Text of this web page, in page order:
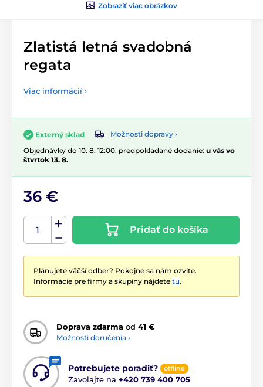
Zobraziť viac obrázkov
Zlatistá letná svadobná
regata
Viac informácií ›
Externý sklad
Možnosti dopravy ›
Objednávky do 10. 8. 12:00, predpokladané dodanie: u vás vo
štvrtok 13. 8.
36 €
Pridať do košíka
Plánujete väčší odber? Pokojne sa nám ozvite.
Informácie pre firmy a skupiny nájdete tu.
Doprava zdarma od 41 €
Možnosti doručenia ›
Potrebujete poradiť? offline
Zavolajte na +420 739 400 705